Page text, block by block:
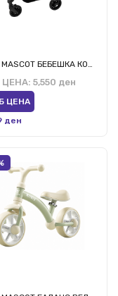
BABY MASCOT БЕБЕШКА КОЛИЧКА АНДИ А1 БЕЖ
ЦЕНА: 5,550 ден
ЦЕНА
ден